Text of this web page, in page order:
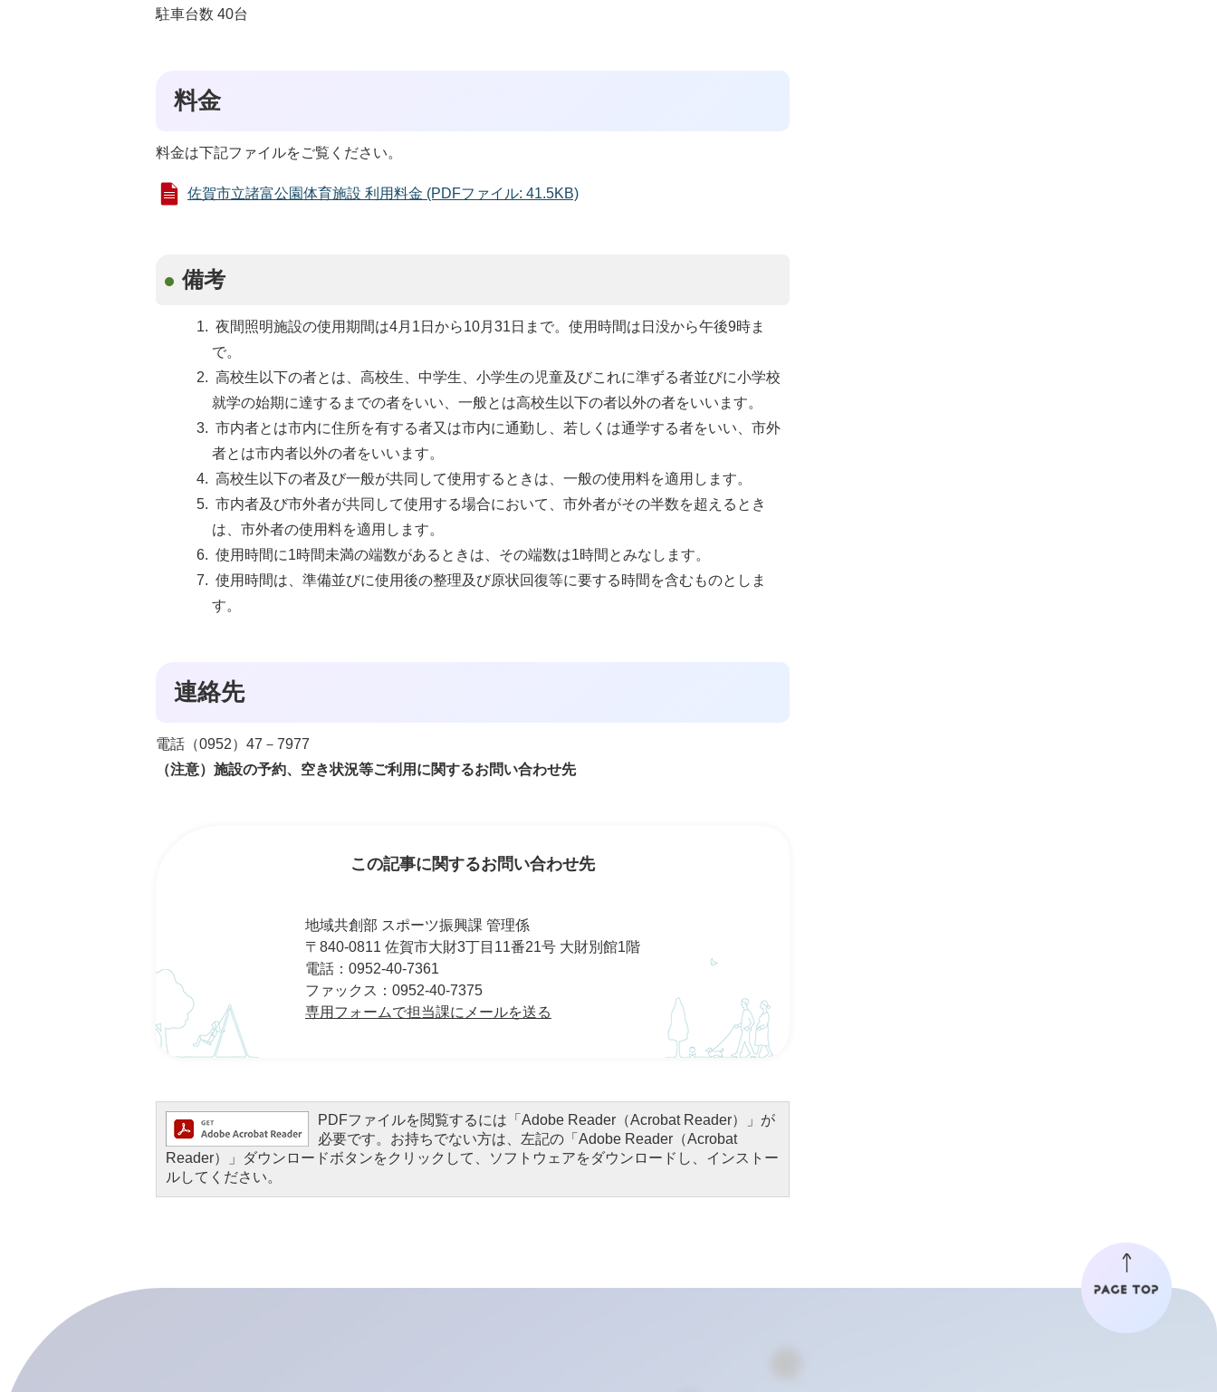
駐車台数 40台
料金
料金は下記ファイルをご覧ください。
佐賀市立諸富公園体育施設 利用料金 (PDFファイル: 41.5KB)
備考
夜間照明施設の使用期間は4月1日から10月31日まで。使用時間は日没から午後9時ま
で。
高校生以下の者とは、高校生、中学生、小学生の児童及びこれに準ずる者並びに小学校
就学の始期に達するまでの者をいい、一般とは高校生以下の者以外の者をいいます。
市内者とは市内に住所を有する者又は市内に通勤し、若しくは通学する者をいい、市外
者とは市内者以外の者をいいます。
高校生以下の者及び一般が共同して使用するときは、一般の使用料を適用します。
市内者及び市外者が共同して使用する場合において、市外者がその半数を超えるとき
は、市外者の使用料を適用します。
使用時間に1時間未満の端数があるときは、その端数は1時間とみなします。
使用時間は、準備並びに使用後の整理及び原状回復等に要する時間を含むものとしま
す。
連絡先
電話（0952）47－7977
（注意）施設の予約、空き状況等ご利用に関するお問い合わせ先
この記事に関するお問い合わせ先
地域共創部 スポーツ振興課 管理係
〒840-0811 佐賀市大財3丁目11番21号 大財別館1階
電話：0952-40-7361
ファックス：0952-40-7375
専用フォームで担当課にメールを送る
PDFファイルを閲覧するには「Adobe Reader（Acrobat Reader）」が
必要です。お持ちでない方は、左記の「Adobe Reader（Acrobat
Reader）」ダウンロードボタンをクリックして、ソフトウェアをダウンロードし、インストー
ルしてください。